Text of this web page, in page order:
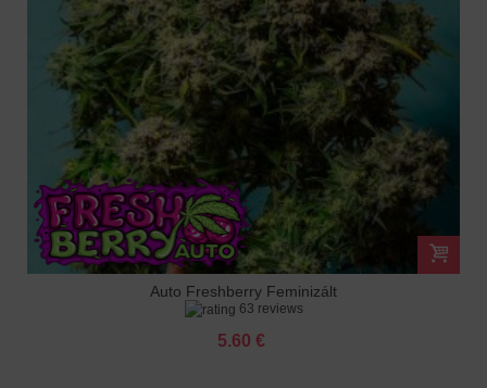
Auto Freshberry Feminizált
63 reviews
5.60 €